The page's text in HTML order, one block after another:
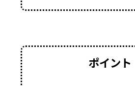
ポイント